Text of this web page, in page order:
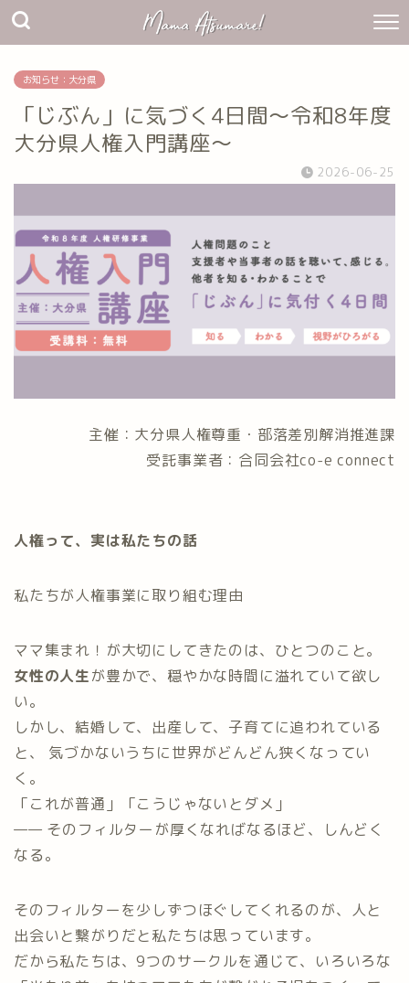
お知らせ：大分県
「じぶん」に気づく4日間～令和8年度
大分県人権入門講座～
2026-06-25
主催：大分県人権尊重・部落差別解消推進課
受託事業者：合同会社co-e connect
人権って、実は私たちの話
私たちが人権事業に取り組む理由
ママ集まれ！が大切にしてきたのは、ひとつのこと。
女性の人生が豊かで、穏やかな時間に溢れていて欲し
い。
しかし、結婚して、出産して、子育てに追われている
と、 気づかないうちに世界がどんどん狭くなってい
く。
「これが普通」「こうじゃないとダメ」
—— そのフィルターが厚くなればなるほど、しんどく
なる。
そのフィルターを少しずつほぐしてくれるのが、人と
出会いと繋がりだと私たちは思っています。
だから私たちは、9つのサークルを通じて、いろいろな